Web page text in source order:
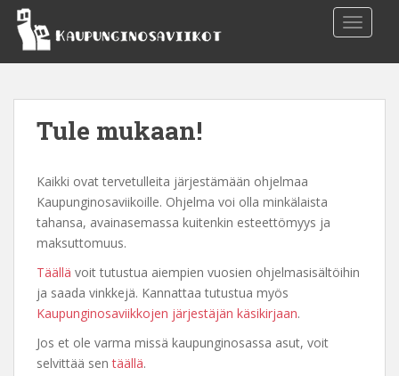
Tule mukaan!
Kaikki ovat tervetulleita järjestämään ohjelmaa
Kaupunginosaviikoille. Ohjelma voi olla minkälaista
tahansa, avainasemassa kuitenkin esteettömyys ja
maksuttomuus.
Täällä voit tutustua aiempien vuosien ohjelmasisältöihin
ja saada vinkkejä. Kannattaa tutustua myös
Kaupunginosaviikkojen järjestäjän käsikirjaan.
Jos et ole varma missä kaupunginosassa asut, voit
selvittää sentäällä.